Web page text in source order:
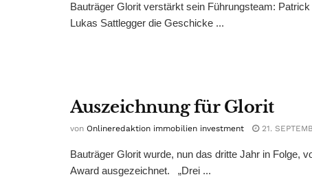
Bauträger Glorit verstärkt sein Führungsteam:
Lukas Sattlegger die Geschicke ...
Auszeichnung für Glorit
von Onlineredaktion immobilien investment 21.
Bauträger Glorit wurde, nun das dritte Jahr in Folge,
Award ausgezeichnet. „Drei ...